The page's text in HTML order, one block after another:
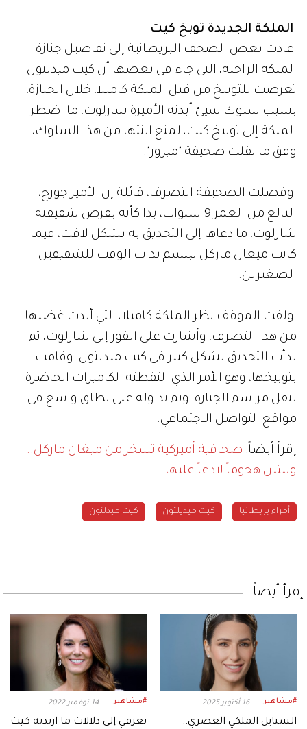
الملكة الجديدة توبخ كيت
عادت بعض الصحف البريطانية إلى تفاصيل جنازة
الملكة الراحلة، التي جاء في بعضها أن كيت ميدلتون
تعرضت للتوبيخ من قبل الملكة كاميلا، خلال الجنازة،
بسبب سلوك سيئ أبدته الأميرة شارلوت، ما اضطر
الملكة إلى توبيخ كيت، لمنع ابنتها من هذا السلوك،
وفق ما نقلت صحيفة "ميرور".
وفصلت الصحيفة التصرف، قائلة إن الأمير جورج،
البالغ من العمر 9 سنوات، بدا كأنه يقرص شقيقته
شارلوت، ما دعاها إلى التحديق به بشكل لافت، فيما
كانت ميغان ماركل تبتسم بذات الوقت للشقيقين
الصغيرين.
ولفت الموقف نظر الملكة كاميلا، التي أبدت غضبها
من هذا التصرف، وأشارت على الفور إلى شارلوت، ثم
بدأت التحديق بشكل كبير في كيت ميدلتون، وقامت
بتوبيخها، وهو الأمر الذي التقطته الكاميرات الحاضرة
لنقل مراسم الجنازة، وتم تداوله على نطاق واسع في
مواقع التواصل الاجتماعي.
إقرأ أيضاً: صحافية أميركية تسخر من ميغان ماركل..
وتشن هجوماً لاذعاً عليها
أمراء بريطانيا كيت ميديلتون كيت ميدلتون
إقرأ أيضاً
#مشاهير 16 أكتوبر 2025
الستايل الملكي العصري..
#مشاهير 14 نوفمبر 2022
تعرفي إلى دلالات ما ارتدته كيت